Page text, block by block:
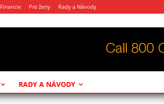
Financie Pre ženy Rady a Návody
RADY A NÁVODY